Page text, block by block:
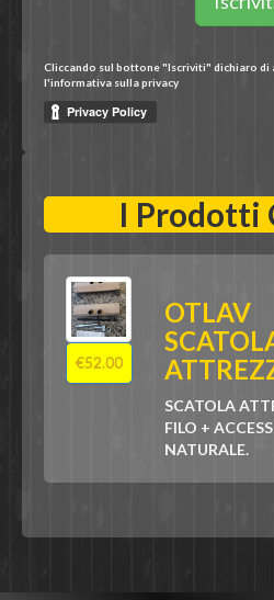
Cliccando sul bottone "Iscriviti" dichiaro di
l'informativa sulla privacy
I Prodotti
€52.00
OTLAV
SCATOLA
FILO +
NATURALE.